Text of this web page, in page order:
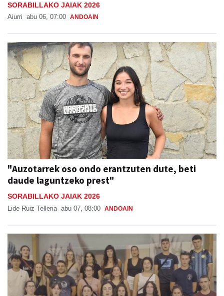
SORABILLAKO JAIAK 2026
Aiurri abu 06, 07:00 ANDOAIN
"Auzotarrek oso ondo erantzuten dute, beti
daude laguntzeko prest"
SORABILLAKO JAIAK 2026
Lide Ruiz Telleria abu 07, 08:00 ANDOAIN